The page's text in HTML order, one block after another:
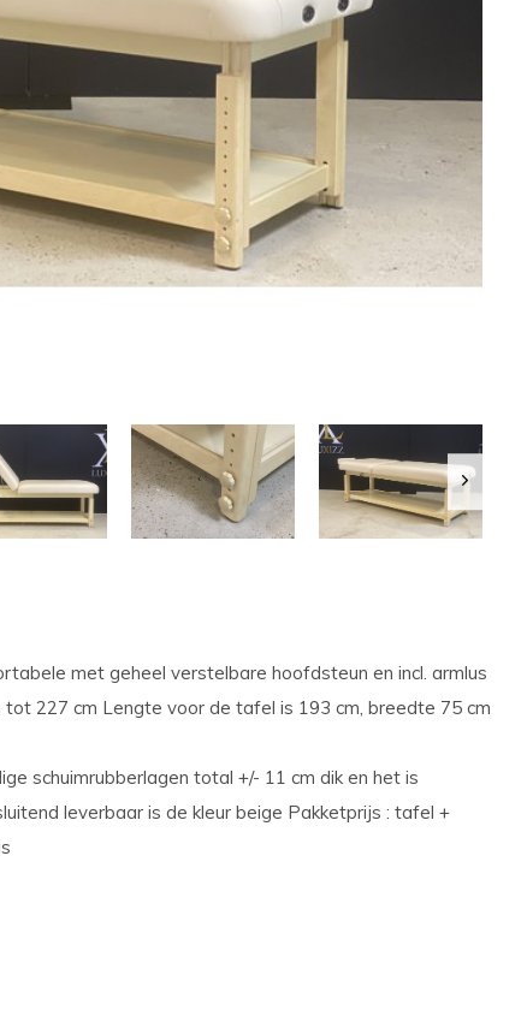
met geheel verstelbare hoofdsteun en incl. armlus
227 cm Lengte voor de tafel is 193 cm, breedte 75 cm
schuimrubberlagen total +/- 11 cm dik en het is
leverbaar is de kleur beige Pakketprijs : tafel +